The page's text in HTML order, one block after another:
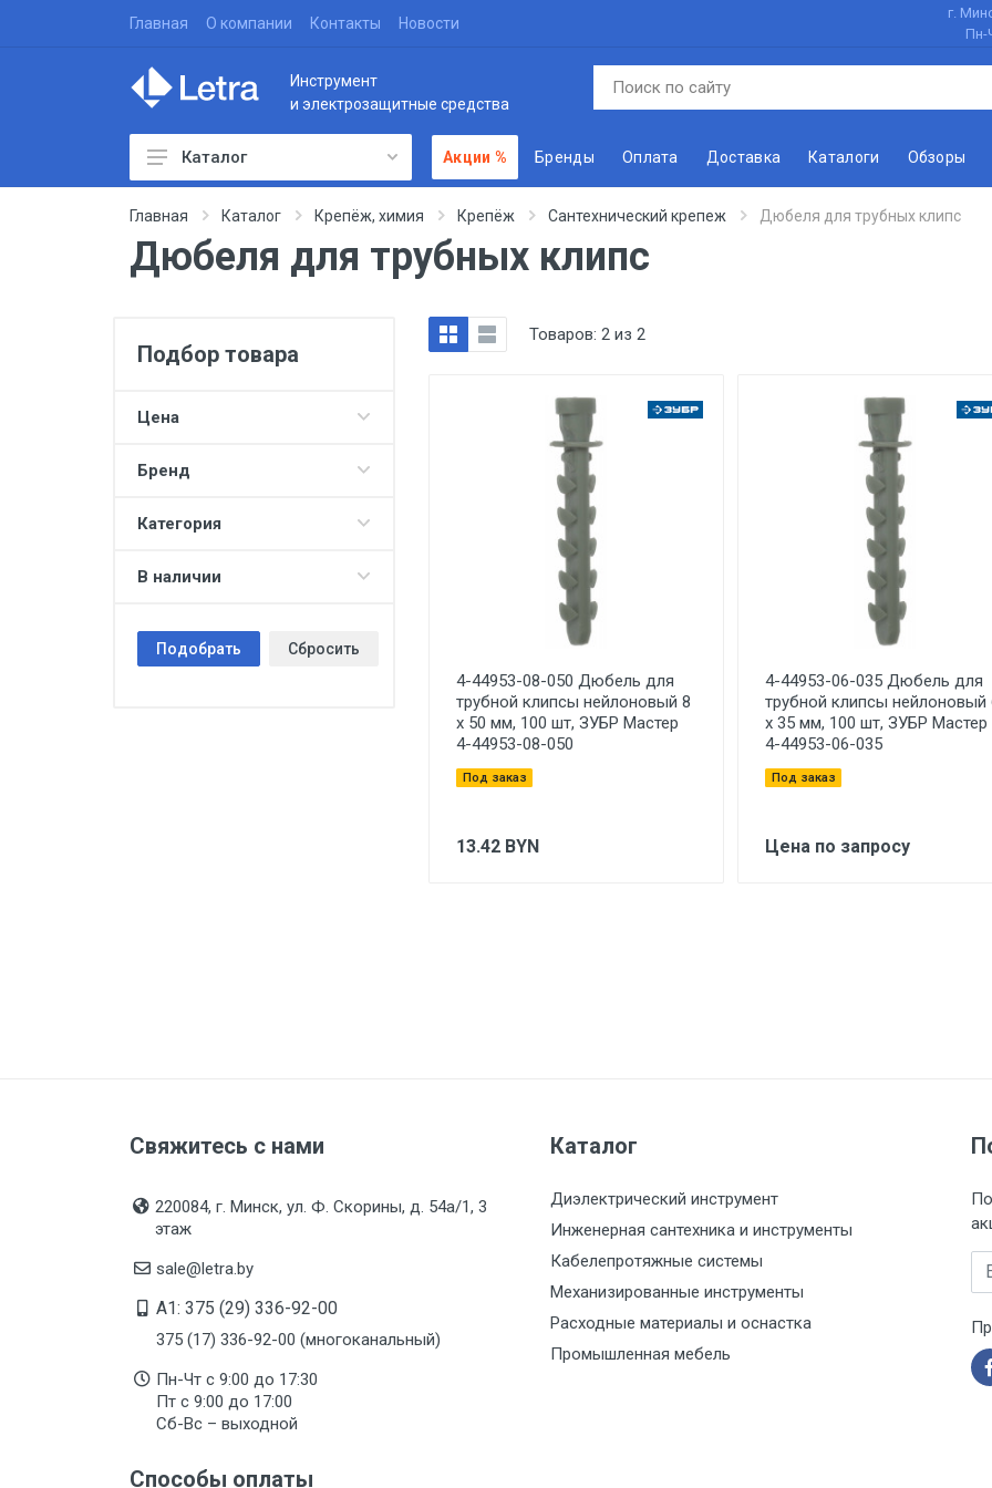
Главная О компании Контакты Новости
г.
Пн-
Инструмент
и электрозащитные средства
Каталог Акции % Бренды Оплата Доставка Каталоги Обзоры
Главная Каталог Крепёж, химия Крепёж Сантехнический крепеж Дюбеля для трубных клипс
Дюбеля для трубных клипс
Подбор товара
Цена
Бренд
Категория
В наличии
Подобрать Сбросить
Товаров: 2 из 2
4-44953-08-050 Дюбель для
трубной клипсы нейлоновый 8
х 50 мм, 100 шт, ЗУБР Мастер
4-44953-08-050
Под заказ
13.42 BYN
4-44953-06-035 Дюбель для
трубной клипсы нейлоновый
х 35 мм, 100 шт, ЗУБР Мастер
4-44953-06-035
Под заказ
Цена по запросу
Свяжитесь с нами
220084, г. Минск, ул. Ф. Скорины, д. 54а/1, 3
этаж
sale@letra.by
A1: 375 (29) 336-92-00
375 (17) 336-92-00 (многоканальный)
Пн-Чт с 9:00 до 17:30
Пт с 9:00 до 17:00
Сб-Вс – выходной
Каталог
Диэлектрический инструмент
Инженерная сантехника и инструменты
Кабелепротяжные системы
Механизированные инструменты
Расходные материалы и оснастка
Промышленная мебель
Способы оплаты